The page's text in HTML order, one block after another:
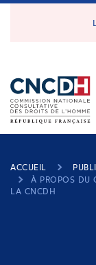
Panneau de gestion
ACCUEIL
À PROPOS DU
LA CNCDH